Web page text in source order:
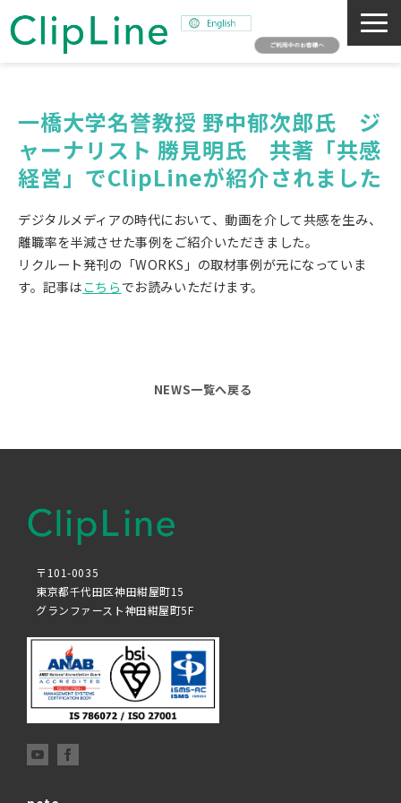
事業紹介
ミッション
ニュース
採用情報
SNAPSHOT
一橋大学名誉教授 野中郁次郎氏　ジ
ャーナリスト 勝見明氏　共著「共感
経営」でClipLineが紹介されました
デジタルメディアの時代において、動画を介して共感を生み、
離職率を半減させた事例をご紹介いただきました。
リクルート発刊の「WORKS」の取材事例が元になっていま
す。記事はこちらでお読みいただけます。
NEWS一覧へ戻る
〒101-0035
東京都千代田区神田紺屋町15
グランファースト神田紺屋町5F